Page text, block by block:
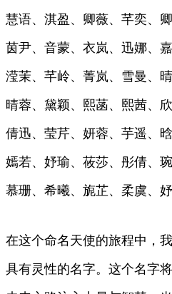
慧语、淇盈、卿薇、芊奕、
茵尹、音蒙、衣岚、迅娜、
滢茉、芊岭、菁岚、雪曼、
晴蓉、黛颖、熙菡、熙茜、
倩迅、莹芹、妍蓉、芋遥、
嫣若、妤瑜、莜莎、彤倩、
慕珊、希曦、旎芷、柔虞、
在这个命名天使的旅程中，
具有灵性的名字。这个名字